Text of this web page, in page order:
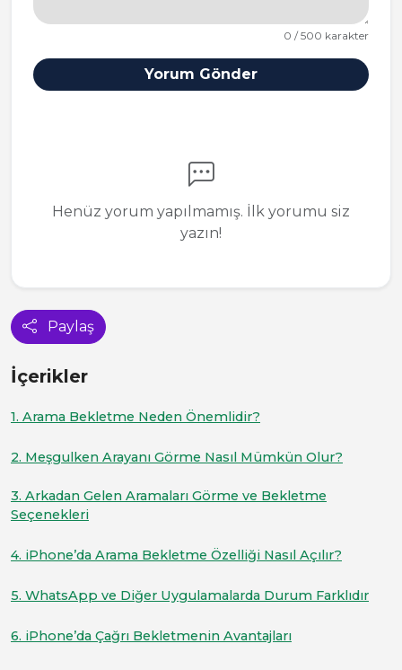
Paylaş
0 / 500 karakter
Yorum Gönder
Henüz yorum yapılmamış. İlk yorumu siz
yazın!
İçerikler
1. Arama Bekletme Neden Önemlidir?
2. Meşgulken Arayanı Görme Nasıl Mümkün Olur?
3. Arkadan Gelen Aramaları Görme ve Bekletme
Seçenekleri
4. iPhone’da Arama Bekletme Özelliği Nasıl Açılır?
5. WhatsApp ve Diğer Uygulamalarda Durum Farklıdır
6. iPhone’da Çağrı Bekletmenin Avantajları